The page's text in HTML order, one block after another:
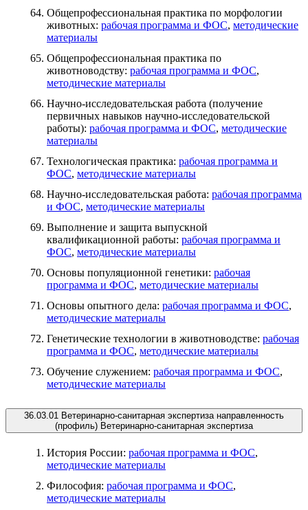
Общепрофессиональная практика по морфологии
животных: рабочая программа и ФОС, методические
материалы
Общепрофессиональная практика по
животноводству: рабочая программа и ФОС,
методические материалы
Научно-исследовательская работа (получение
первичных навыков научно-исследовательской
работы): рабочая программа и ФОС, методические
материалы
Технологическая практика: рабочая программа и
ФОС, методические материалы
Научно-исследовательская работа: рабочая программа
и ФОС, методические материалы
Выполнение и защита выпускной
квалификационной работы: рабочая программа и
ФОС, методические материалы
Основы популяционной генетики: рабочая
программа и ФОС, методические материалы
Основы опытного дела: рабочая программа и ФОС,
методические материалы
Генетические технологии в животноводстве: рабочая
программа и ФОС, методические материалы
Обучение служением: рабочая программа и ФОС,
методические материалы
36.03.01 Ветеринарно-санитарная экспертиза направленность
(профиль) Ветеринарно-санитарная экспертиза
История России: рабочая программа и ФОС,
методические материалы
Философия: рабочая программа и ФОС,
методические материалы